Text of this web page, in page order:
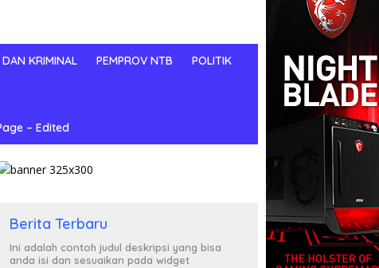
KRIMINAL PEMPROV NTB POLITIK
– Edited
Berita Terbaru
Ini adalah contoh judul deskripsi yang bisa
anda isi dan sesuaikan pada widget